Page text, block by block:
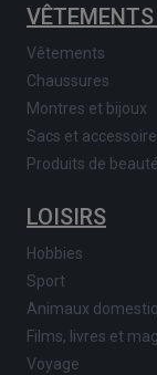
Vêtements
Chaussures
Montres et bijoux
Sacs et
Produits de
LOISIRS
Hobbies
Sport
Animaux
Films, livres et
Voyage